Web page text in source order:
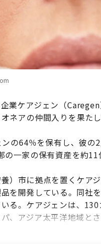
業ケアジェン（
ネアの仲間入りを果たし
の64％を保有し、彼
の一家の保有資産を約
）市に拠点を置くケア
を開発している。同社
る。ケアジェンは、
、アジア太平洋地域とさ